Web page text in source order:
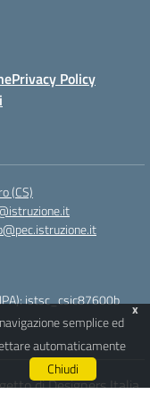
Privacy Policy
(CS)
istsc_csic87600b
di Designers Italia
x
semplice ed
automaticamente
Chiudi